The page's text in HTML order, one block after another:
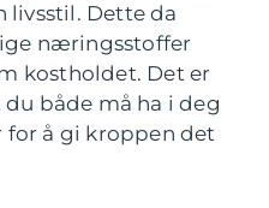
livsstil. Dette da
næringsstoffer
kostholdet. Det er
både må ha i deg
å gi kroppen det